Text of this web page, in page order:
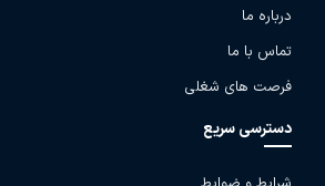
درباره ما
تماس با ما
فرصت های شغلی
دسترسی سریع